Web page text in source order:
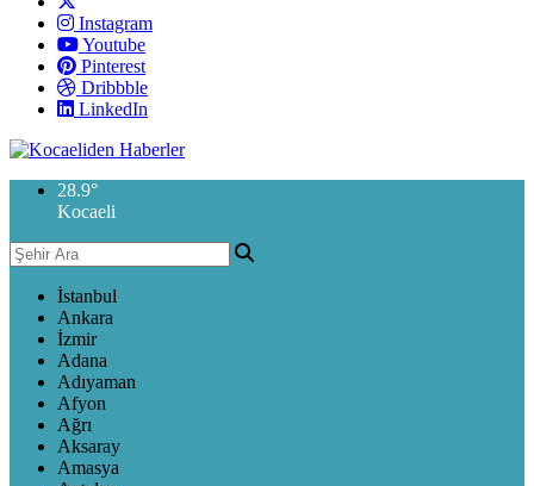
Instagram
Youtube
Pinterest
Dribbble
LinkedIn
28.9°
Kocaeli
İstanbul
Ankara
İzmir
Adana
Adıyaman
Afyon
Ağrı
Aksaray
Amasya